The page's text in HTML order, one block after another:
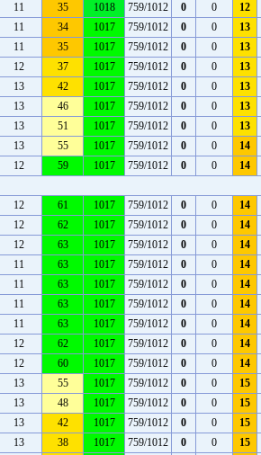
11 35 1018 759/1012 0 0 12
11 34 1017 759/1012 0 0 13
11 35 1017 759/1012 0 0 13
12 37 1017 759/1012 0 0 13
13 42 1017 759/1012 0 0 13
13 46 1017 759/1012 0 0 13
13 51 1017 759/1012 0 0 13
13 55 1017 759/1012 0 0 14
12 59 1017 759/1012 0 0 14
12 61 1017 759/1012 0 0 14
12 62 1017 759/1012 0 0 14
12 63 1017 759/1012 0 0 14
11 63 1017 759/1012 0 0 14
11 63 1017 759/1012 0 0 14
11 63 1017 759/1012 0 0 14
11 63 1017 759/1012 0 0 14
12 62 1017 759/1012 0 0 14
12 60 1017 759/1012 0 0 14
13 55 1017 759/1012 0 0 15
13 48 1017 759/1012 0 0 15
13 42 1017 759/1012 0 0 15
13 38 1017 759/1012 0 0 15